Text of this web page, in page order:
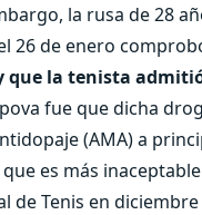
la rusa de 28
26 de enero
la tenista
fue que dicha
(AMA) a
es más
de Tenis en